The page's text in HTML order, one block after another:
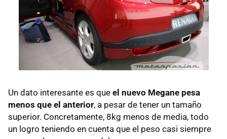
Un dato interesante es que el nuevo Megane pesa
menos que el anterior, a pesar de tener un tamaño
superior. Concretamente, 8kg menos de media, todo
un logro teniendo en cuenta que el peso casi siempre